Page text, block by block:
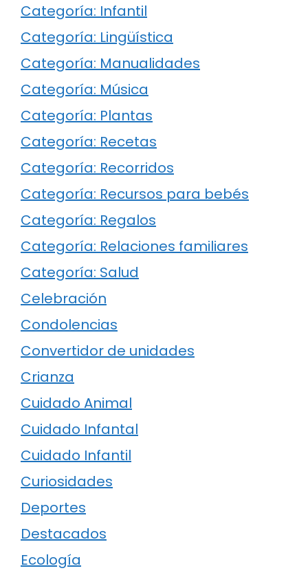
Categoría: Infantil
Categoría: Lingüística
Categoría: Manualidades
Categoría: Música
Categoría: Plantas
Categoría: Recetas
Categoría: Recorridos
Categoría: Recursos para bebés
Categoría: Regalos
Categoría: Relaciones familiares
Categoría: Salud
Celebración
Condolencias
Convertidor de unidades
Crianza
Cuidado Animal
Cuidado Infantal
Cuidado Infantil
Curiosidades
Deportes
Destacados
Ecología